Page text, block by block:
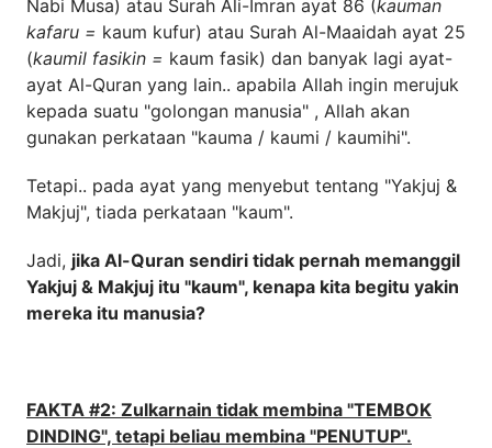
Nabi Musa) atau Surah Ali-Imran ayat 86 (kauman
kafaru = kaum kufur) atau Surah Al-Maaidah ayat 25
(kaumil fasikin = kaum fasik) dan banyak lagi ayat-
ayat Al-Quran yang lain.. apabila Allah ingin merujuk
kepada suatu "golongan manusia" , Allah akan
gunakan perkataan "kauma / kaumi / kaumihi".
Tetapi.. pada ayat yang menyebut tentang "Yakjuj &
Makjuj", tiada perkataan "kaum".
Jadi, jika Al-Quran sendiri tidak pernah memanggil
Yakjuj & Makjuj itu "kaum", kenapa kita begitu yakin
mereka itu manusia?
FAKTA #2: Zulkarnain tidak membina "TEMBOK
DINDING", tetapi beliau membina "PENUTUP".